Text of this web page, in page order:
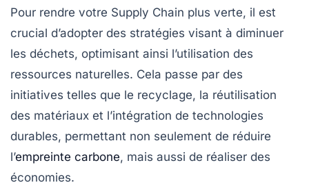
Pour rendre votre Supply Chain plus verte, il est
crucial d’adopter des stratégies visant à diminuer
les déchets, optimisant ainsi l’utilisation des
ressources naturelles. Cela passe par des
initiatives telles que le recyclage, la réutilisation
des matériaux et l’intégration de technologies
durables, permettant non seulement de réduire
l’empreinte carbone, mais aussi de réaliser des
économies.